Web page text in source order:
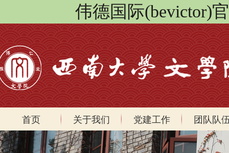
伟德国际(bevictor)
首页 关于我们 党建工作 团队队